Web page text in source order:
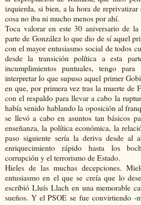
izquierda, si bien, a la hora de
cosa no iba ni mucho menos por ahí.
Toca valorar en este 30 aniversario de
parte de González lo que dio de sí aquel
con el mayor entusiasmo social de todos
desde la transición política a esta
incumplimientos puntuales, tengo
interpretar lo que supuso aquel primer
en que, por primera vez tras la muerte de
con el respaldo para llevar a cabo la
había venido hablando la oposición al
se llevó a cabo en asuntos tan básicos
enseñanza, la política económica, la
paso siguiente sería la deriva desde al
enriquecimiento rápido hasta los
corrupción y el terrorismo de Estado.
Hieles de las muchas decepciones.
entusiasmo en el que se creía que lo
escribió Lluís Llach en una memorable
sueños. Y el PSOE se fue convirtiendo -